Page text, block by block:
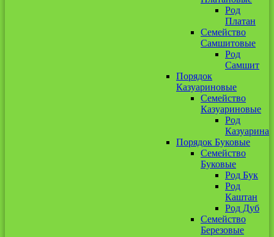
Род
Платан
Семейство
Самшитовые
Род
Самшит
Порядок
Казуариновые
Семейство
Казуариновые
Род
Казуарина
Порядок Буковые
Семейство
Буковые
Род Бук
Род
Каштан
Род Дуб
Семейство
Березовые